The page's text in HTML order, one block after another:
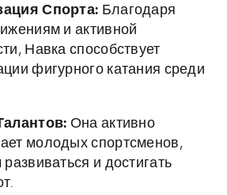
Спорта: Благодаря
и активной
Навка способствует
фигурного катания среди
Она активно
молодых спортсменов,
и достигать